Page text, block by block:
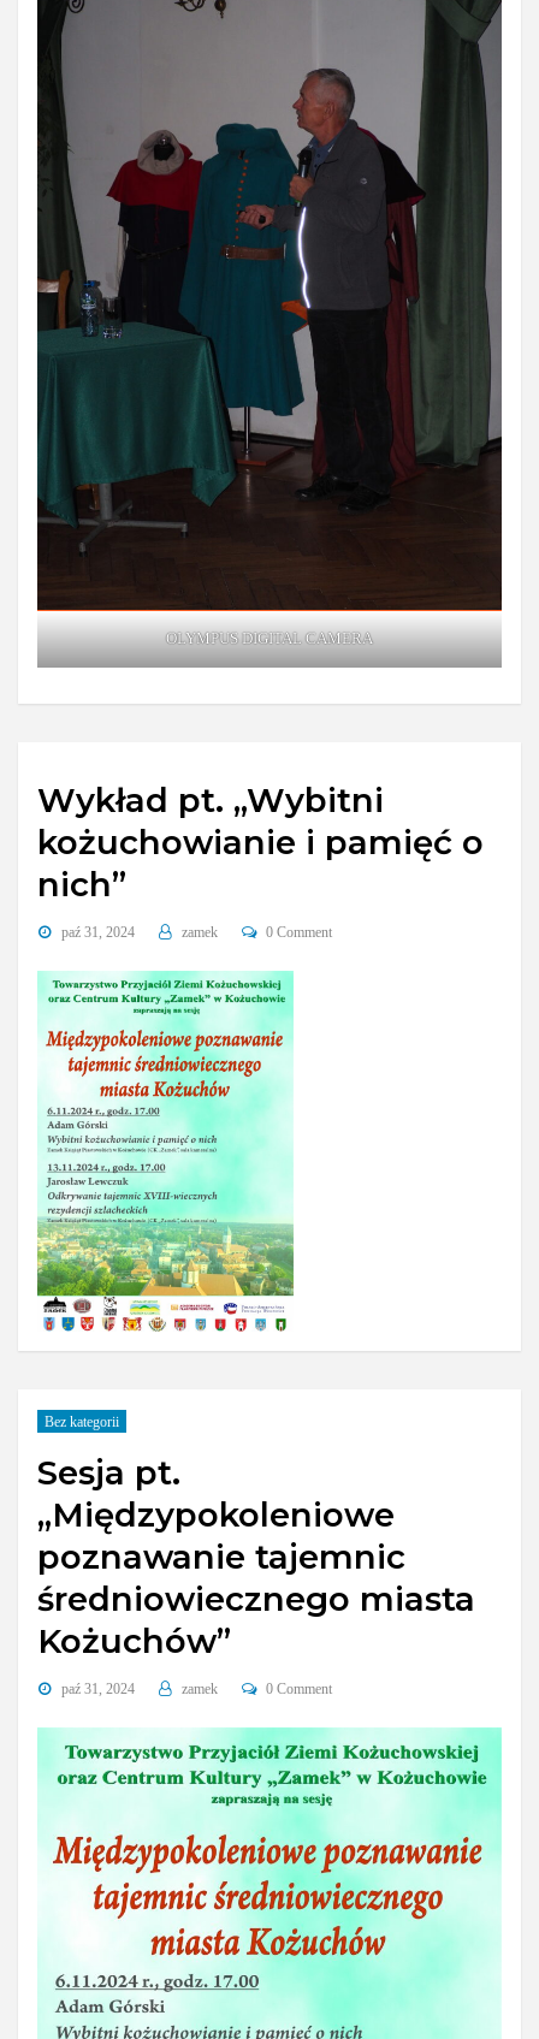
OLYMPUS DIGITAL CAMERA
Wykład pt. „Wybitni
kożuchowianie i pamięć o
nich”
paź 31, 2024 zamek 0 Comment
Bez kategorii
Sesja pt.
„Międzypokoleniowe
poznawanie tajemnic
średniowiecznego miasta
Kożuchów”
paź 31, 2024 zamek 0 Comment